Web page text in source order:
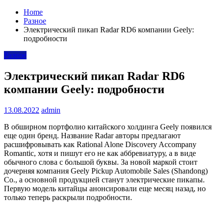
Home
Разное
Электрический пикап Radar RD6 компании Geely:
подробности
Разное
Электрический пикап Radar RD6
компании Geely: подробности
13.08.2022 admin
В обширном портфолио китайского холдинга Geely появился
еще один бренд. Название Radar авторы предлагают
расшифровывать как Rational Alone Discovery Accompany
Romantic, хотя и пишут его не как аббревиатуру, а в виде
обычного слова с большой буквы. За новой маркой стоит
дочерняя компания Geely Pickup Automobile Sales (Shandong)
Co., а основной продукцией станут электрические пикапы.
Первую модель китайцы анонсировали еще месяц назад, но
только теперь раскрыли подробности.